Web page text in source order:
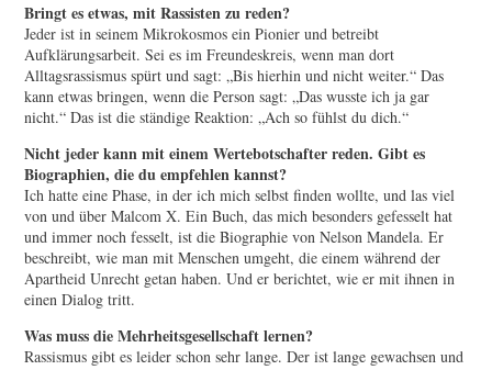
Bringt es etwas, mit Rassisten zu reden?
Jeder ist in seinem Mikrokosmos ein Pionier und betreibt
Aufklärungsarbeit. Sei es im Freundeskreis, wenn man dort
Alltagsrassismus spürt und sagt: „Bis hierhin und nicht weiter.“ Das
kann etwas bringen, wenn die Person sagt: „Das wusste ich ja gar
nicht.“ Das ist die ständige Reaktion: „Ach so fühlst du dich.“
Nicht jeder kann mit einem Wertebotschafter reden. Gibt es
Biographien, die du empfehlen kannst?
Ich hatte eine Phase, in der ich mich selbst finden wollte, und las viel
von und über Malcom X. Ein Buch, das mich besonders gefesselt hat
und immer noch fesselt, ist die Biographie von Nelson Mandela. Er
beschreibt, wie man mit Menschen umgeht, die einem während der
Apartheid Unrecht getan haben. Und er berichtet, wie er mit ihnen in
einen Dialog tritt.
Was muss die Mehrheitsgesellschaft lernen?
Rassismus gibt es leider schon sehr lange. Der ist lange gewachsen und